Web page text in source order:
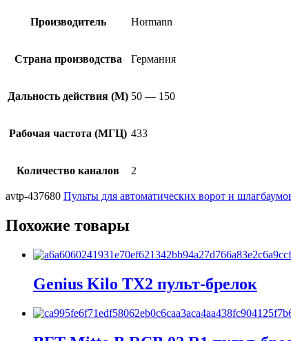
Производитель Hormann
Страна производства Германия
Дальность действия (М) 50 — 150
Рабочая частота (МГЦ) 433
Количество каналов 2
avtp-437680 Пульты для автоматических ворот и
Похожие товары
Genius Kilo TX2 пульт-брелок